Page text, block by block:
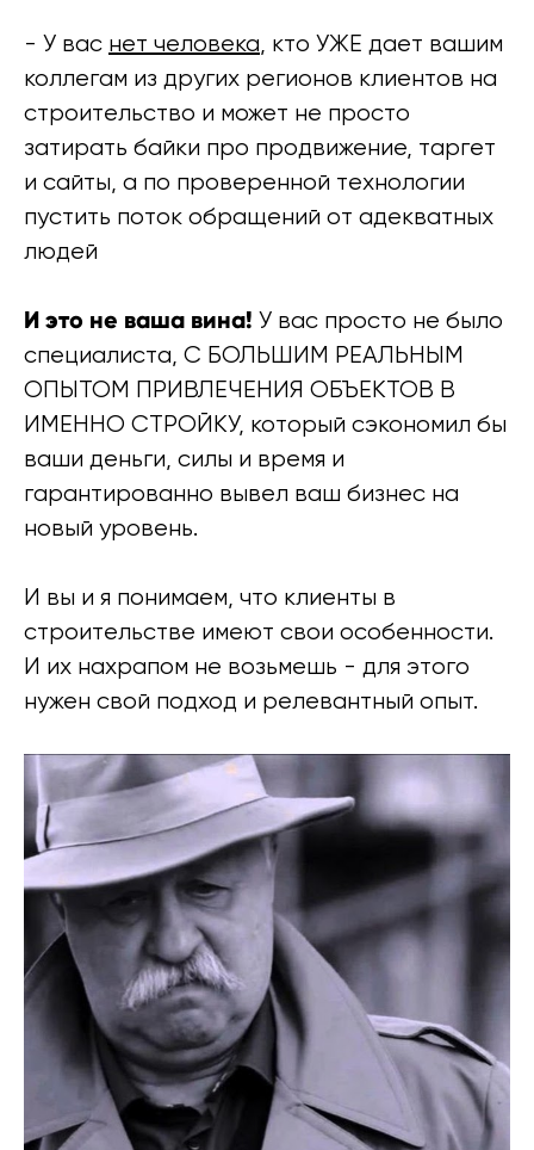
- У вас нет человека , кто УЖЕ дает вашим
коллегам из других регионов клиентов на
строительство и может не просто
затирать байки про продвижение, таргет
и сайты, а по проверенной технологии
пустить поток обращений от адекватных
людей
И это не ваша вина! У вас просто не было
специалиста, С БОЛЬШИМ РЕАЛЬНЫМ
ОПЫТОМ ПРИВЛЕЧЕНИЯ ОБЪЕКТОВ В
ИМЕННО СТРОЙКУ, который сэкономил бы
ваши деньги, силы и время и
гарантированно вывел ваш бизнес на
новый уровень.
И вы и я понимаем, что клиенты в
строительстве имеют свои особенности.
И их нахрапом не возьмешь - для этого
нужен свой подход и релевантный опыт.